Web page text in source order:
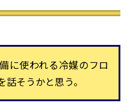
に使われる冷媒のフロ
話そうかと思う。